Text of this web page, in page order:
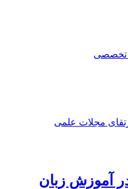
تخصصی
مجلات علمی
آموزش زبان